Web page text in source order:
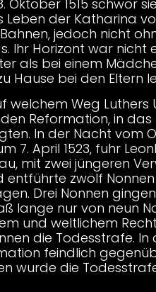
Oktober 1515 schwor
Leben der Katharina
jedoch nicht
Ihr Horizont war nicht
als bei einem
Hause bei den Eltern
welchem Weg Luthers
Reformation, in das
In der Nacht vom
7. April 1523, fuhr
mit zwei jüngeren
entführte zwölf
Drei Nonnen
lange nur von neun
und weltlichem
die Todesstrafe. In
feindlich
wurde die